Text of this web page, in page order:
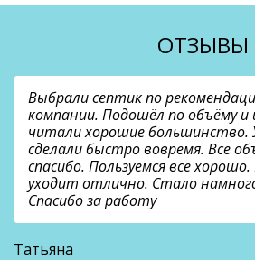
ОТЗЫВЫ
Выбрали септик по
компании. Подошёл по объёму
читали хорошие большинство.
сделали быстро вовремя. Все
спасибо. Пользуемся все
уходит отлично. Стало
Спасибо за работу
Татьяна